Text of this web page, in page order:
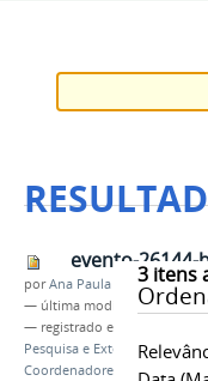
3itens
evento-
porAna Paula Batista
— última modificação08/06/
— registrado em:
Pesquisa e Extensão,IEPE,
Coordenadores de Estágio e